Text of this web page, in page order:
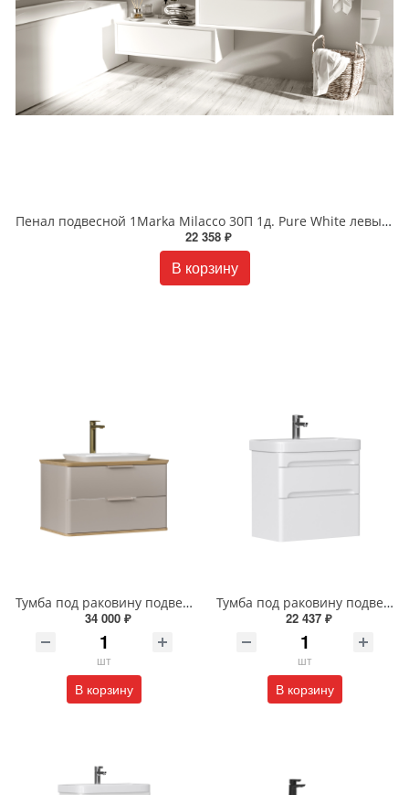
Пенал подвесной 1Marka Milacco 30П 1д. Pure White левый У73201
22 358 ₽
В корзину
Тумба под раковину подвесная EQUIL Десерт 80.2Я/Desert 80.2Y с ручками в цвет амарок tpDSRT80.2Y-25R амарок/дуб
34 000 ₽
шт
В корзину
Тумба под раковину подвесная EQUIL Найс 70 см tpNICE70.2Y-05 белая
22 437 ₽
шт
В корзину